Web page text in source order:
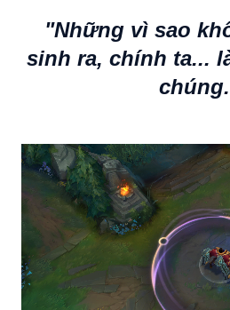
"Những vì sao
sinh ra, chính ta...